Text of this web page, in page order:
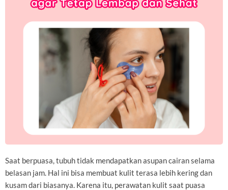
Saat berpuasa, tubuh tidak mendapatkan asupan cairan selama
belasan jam. Hal ini bisa membuat kulit terasa lebih kering dan
kusam dari biasanya. Karena itu, perawatan kulit saat puasa